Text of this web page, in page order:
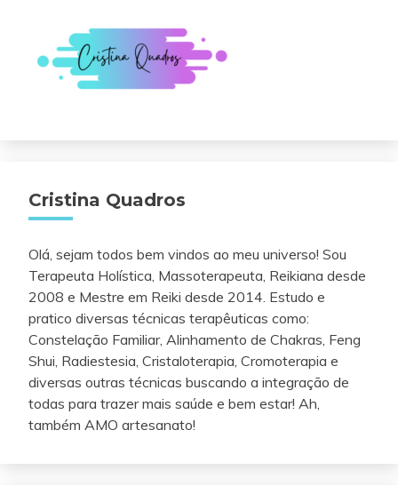
Cristina Quadros
Olá, sejam todos bem vindos ao meu universo! Sou
Terapeuta Holística, Massoterapeuta, Reikiana desde
2008 e Mestre em Reiki desde 2014. Estudo e
pratico diversas técnicas terapêuticas como:
Constelação Familiar, Alinhamento de Chakras, Feng
Shui, Radiestesia, Cristaloterapia, Cromoterapia e
diversas outras técnicas buscando a integração de
todas para trazer mais saúde e bem estar! Ah,
também AMO artesanato!